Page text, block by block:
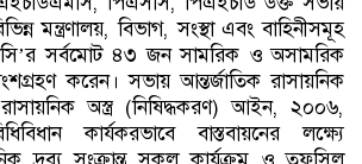
মন্ত্রণালয়, বিভাগ, সংস্থা এবং বাহিনীসমূহ
’র সর্বমোট ৪৩ জন সামরিক ও অসামরিক
করেন। সভায় আন্তর্জাতিক রাসায়নিক
অস্ত্র (নিষিদ্ধকরণ) আইন, ২০০৬,
কার্যকরভাবে বাস্তবায়নের লক্ষ্যে